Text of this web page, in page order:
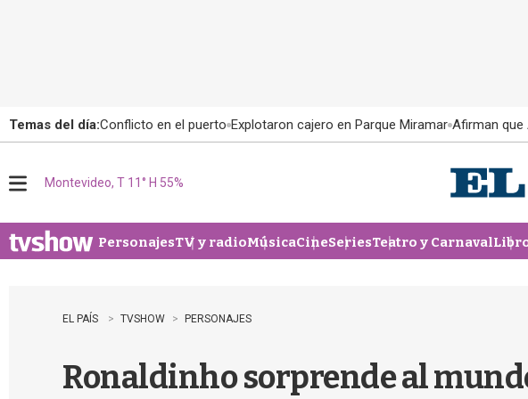
Temas del día:Conflicto en el puerto Explotaron cajero en Parque Miramar Afirman que
u
Montevideo, T 11° H 55%
PersonajesTV y radioMúsicaCineSeriesTeatro y Carnaval
EL PAÍS TVSHOW PERSONAJES
Ronaldinho sorprende al